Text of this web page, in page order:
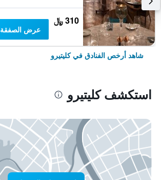
310 ﷼
عرض الصفقة
شاهد أرخص الفنادق في كليتيرو
استكشف كليتيرو